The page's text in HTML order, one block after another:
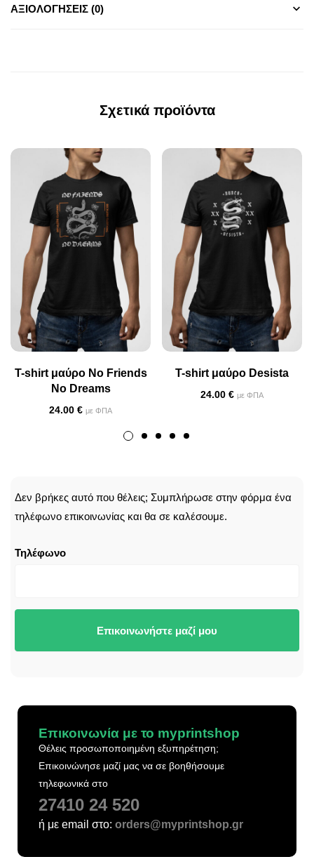
ΑΞΙΟΛΟΓΉΣΕΙΣ (0)
Σχετικά προϊόντα
T-shirt μαύρο No Friends
No Dreams
24.00 € με ΦΠΑ
T-shirt μαύρο Desista
24.00 € με ΦΠΑ
Δεν βρήκες αυτό που θέλεις; Συμπλήρωσε στην φόρμα ένα
τηλέφωνο επικοινωνίας και θα σε καλέσουμε.
Τηλέφωνο
Επικοινωνήστε μαζί μου
Επικοινωνία με το myprintshop
Θέλεις προσωποποιημένη εξυπηρέτηση;
Επικοινώνησε μαζί μας να σε βοηθήσουμε
τηλεφωνικά στο
27410 24 520
ή με email στο: orders@myprintshop.gr